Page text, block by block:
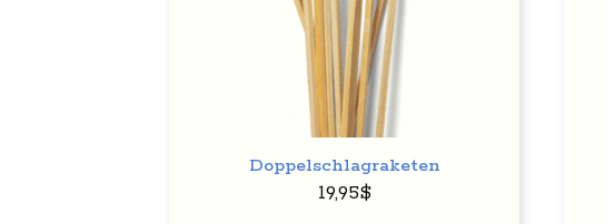
Doppelschlagraketen
19,95$